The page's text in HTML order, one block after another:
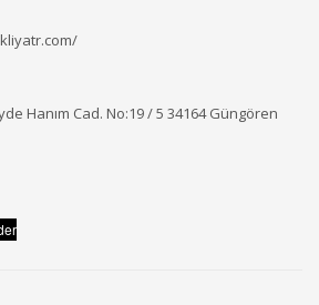
Hanım Cad. No:19 / 5 34164 Güngören